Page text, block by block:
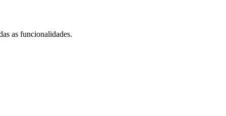
as funcionalidades.